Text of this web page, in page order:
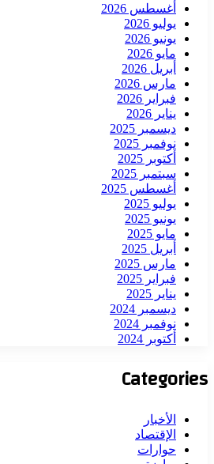
أغسطس 2026
يوليو 2026
يونيو 2026
مايو 2026
أبريل 2026
مارس 2026
فبراير 2026
يناير 2026
ديسمبر 2025
نوفمبر 2025
أكتوبر 2025
سبتمبر 2025
أغسطس 2025
يوليو 2025
يونيو 2025
مايو 2025
أبريل 2025
مارس 2025
فبراير 2025
يناير 2025
ديسمبر 2024
نوفمبر 2024
أكتوبر 2024
Categories
الأخبار
الإقتصاد
حوارات